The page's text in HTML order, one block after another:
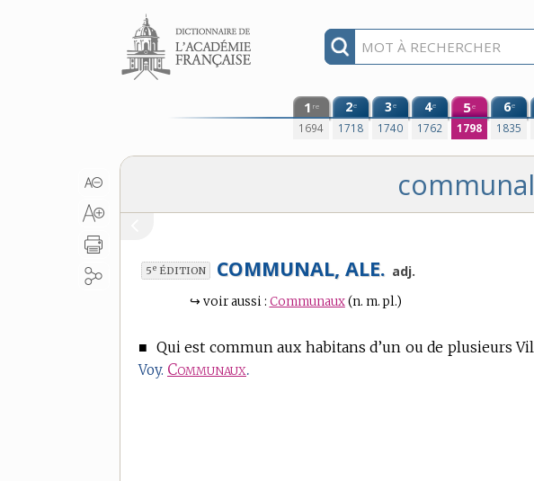
Aller au contenu
1 re
1694
2e
1718
3e
1740
4e
1762
5e
1798
6e
1835
5e ÉDITION COMMUNAL, ALE. adj.
↪ voir aussi : Communaux(n. m. pl.)
■ Qui est commun aux habitans d’un ou de plusieurs
Voy. Communaux.